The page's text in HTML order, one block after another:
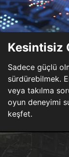
Kesintisiz
Sadece güçlü
sürdürebilmek.
veya takılma
oyun deneyimi
keşfet.